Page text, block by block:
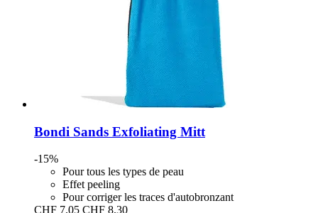
Bondi Sands Exfoliating Mitt
-15%
Pour tous les types de peau
Effet peeling
Pour corriger les traces d'autobronzant
CHF 7.05 CHF 8.30